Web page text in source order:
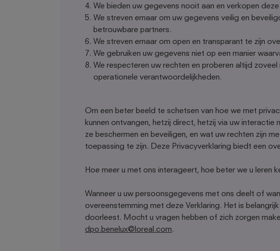
We bieden uw gegevens nooit aan en verkopen
We streven ernaar om uw gegevens veilig en
betrouwbare partners.
We streven ernaar om open en transparant te zijn
We gebruiken uw gegevens niet op een manier
We respecteren uw rechten en proberen altijd
operationele verantwoordelijkheden.
Om een beter beeld te schetsen van hoe we met
kunnen ontvangen, hetzij direct, hetzij via uw interactie
ze beschermen en beveiligen, en wat uw rechten zijn
toepassing te zijn. Deze Privacyverklaring biedt een
Hoe meer u met ons interageert, hoe beter we u leren
Wanneer u uw persoonsgegevens met ons deelt of
overeenstemming met deze Verklaring. Het is
doorleest. Mocht u vragen hebben of zich zorgen
dpo.benelux@loreal.com.